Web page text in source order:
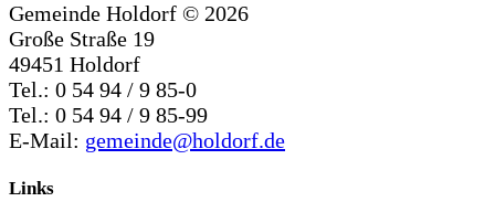
Gemeinde Holdorf © 2026
Große Straße 19
49451 Holdorf
Tel.: 0 54 94 / 9 85-0
Tel.: 0 54 94 / 9 85-99
E-Mail: gemeinde@holdorf.de
Links